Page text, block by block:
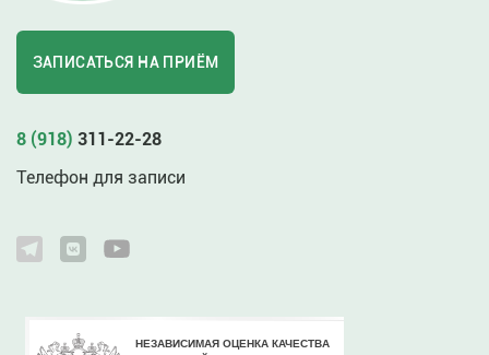
ЗАПИСАТЬСЯ НА ПРИЁМ
8 (918) 311-22-28
Телефон для записи